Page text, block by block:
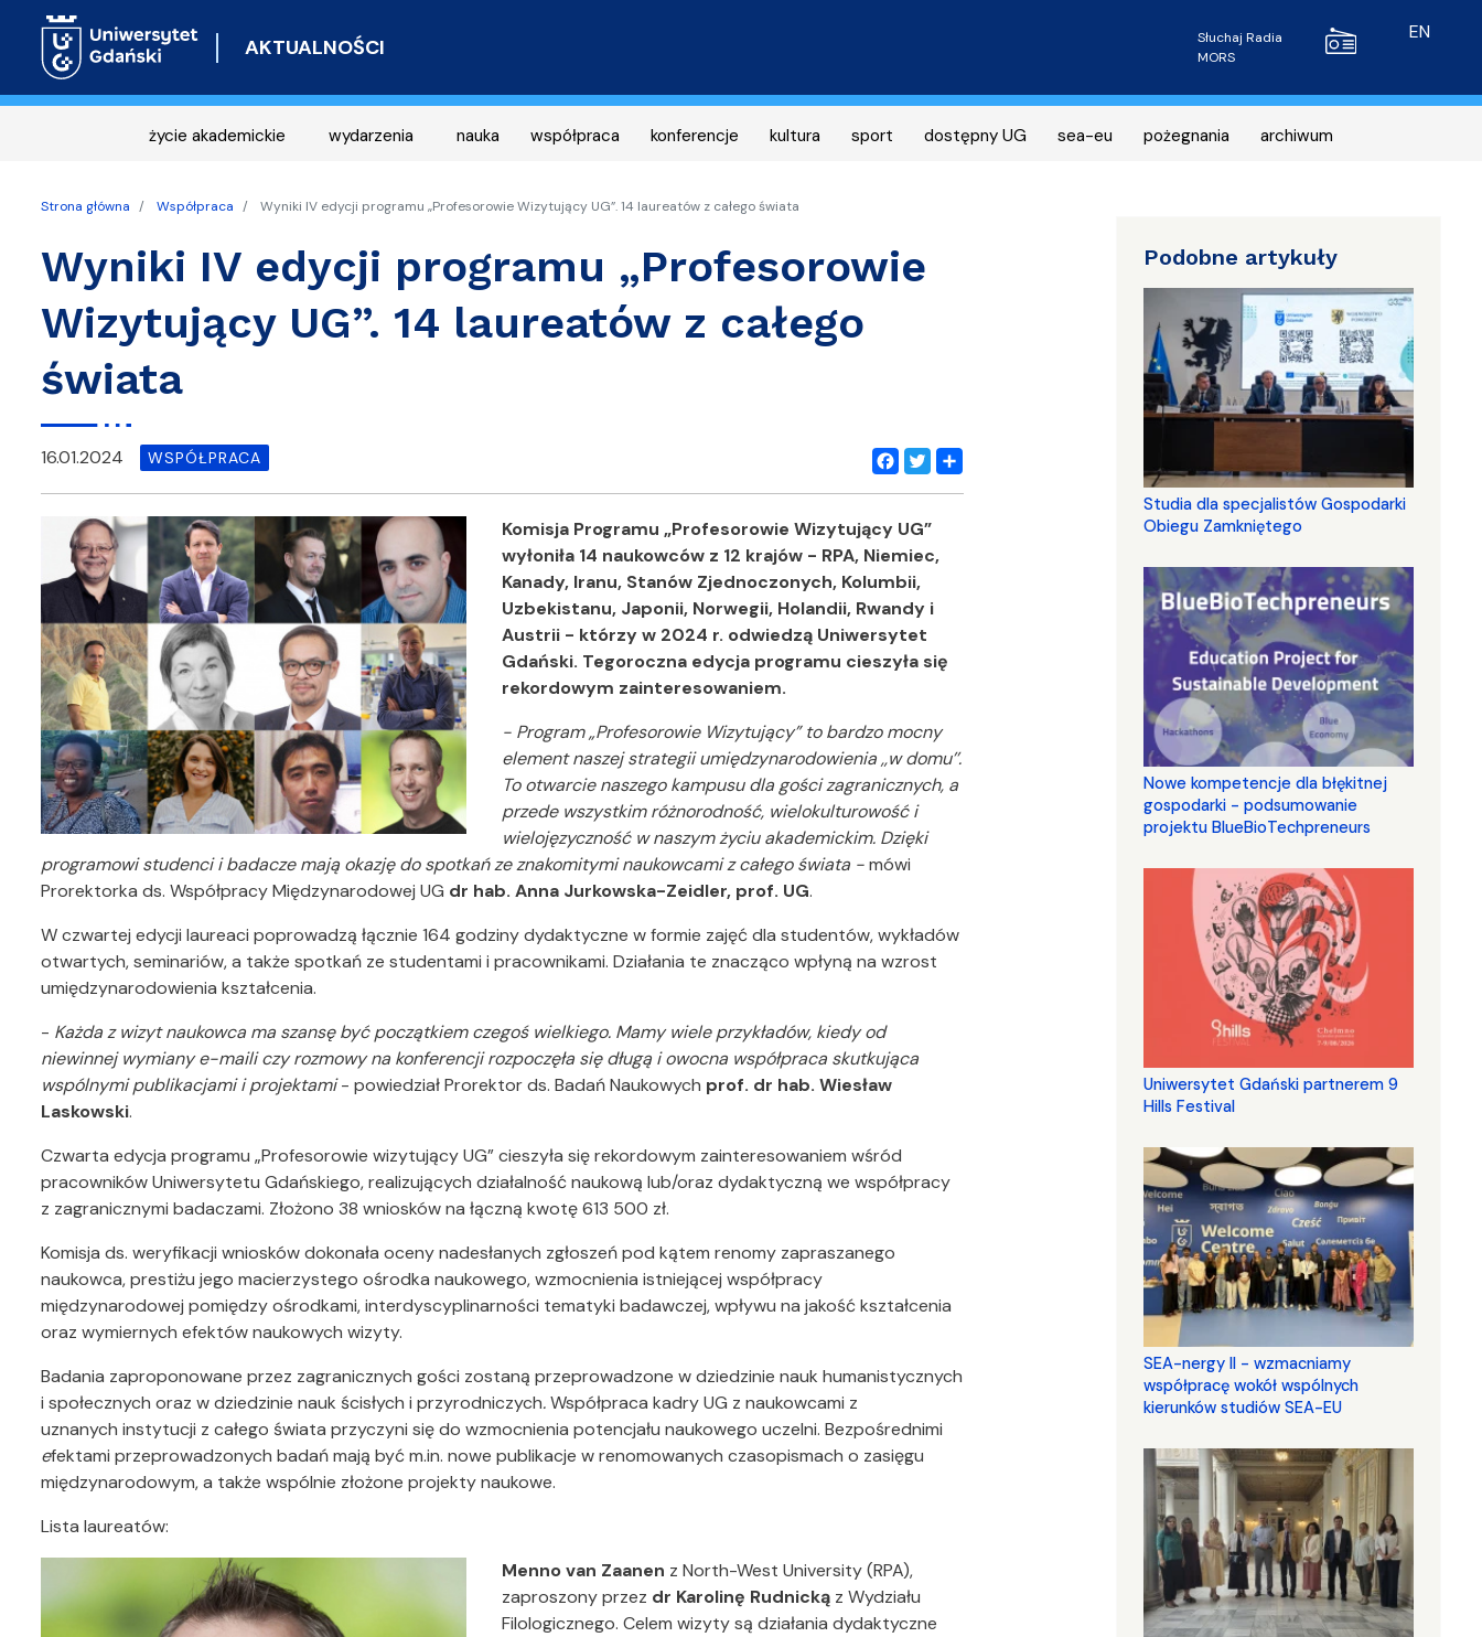
AKTUALNOŚCI Radio MORS
Słuchaj Radia
MORS
EN
życie akademickie wydarzenia nauka współpraca konferencje kultura sport dostępny UG sea-eu pożegnania archiwum
Strona główna Współpraca Wyniki IV edycji programu „Profesorowie Wizytujący UG”. 14 laureatów z całego świata
Wyniki IV edycji programu „Profesorowie
Wizytujący UG”. 14 laureatów z całego
świata
Facebook
Twitter
Share
16.01.2024 WSPÓŁPRACA
Komisja Programu „Profesorowie Wizytujący UG”
wyłoniła 14 naukowców z 12 krajów - RPA, Niemiec,
Kanady, Iranu, Stanów Zjednoczonych, Kolumbii,
Uzbekistanu, Japonii, Norwegii, Holandii, Rwandy i
Austrii - którzy w 2024 r. odwiedzą Uniwersytet
Gdański. Tegoroczna edycja programu cieszyła się
rekordowym zainteresowaniem.
- Program „Profesorowie Wizytujący” to bardzo mocny
element naszej strategii umiędzynarodowienia ,,w domu’’.
To otwarcie naszego kampusu dla gości zagranicznych, a
przede wszystkim różnorodność, wielokulturowość i
wielojęzyczność w naszym życiu akademickim. Dzięki
programowi studenci i badacze mają okazję do spotkań ze znakomitymi naukowcami z całego świata -mówi
Prorektorka ds. Współpracy Międzynarodowej UG dr hab. Anna Jurkowska-Zeidler, prof. UG.
W czwartej edycji laureaci poprowadzą łącznie 164 godziny dydaktyczne w formie zajęć dla studentów, wykładów
otwartych, seminariów, a także spotkań ze studentami i pracownikami. Działania te znacząco wpłyną na wzrost
umiędzynarodowienia kształcenia.
- Każda z wizyt naukowca ma szansę być początkiem czegoś wielkiego. Mamy wiele przykładów, kiedy od
niewinnej wymiany e-maili czy rozmowy na konferencji rozpoczęła się długą i owocna współpraca skutkująca
wspólnymi publikacjami i projektami - powiedział Prorektor ds. Badań Naukowych prof. dr hab. Wiesław
Laskowski.
Czwarta edycja programu „Profesorowie wizytujący UG” cieszyła się rekordowym zainteresowaniem wśród
pracowników Uniwersytetu Gdańskiego, realizujących działalność naukową lub/oraz dydaktyczną we współpracy
z zagranicznymi badaczami. Złożono 38 wniosków na łączną kwotę 613 500 zł.
Komisja ds. weryfikacji wniosków dokonała oceny nadesłanych zgłoszeń pod kątem renomy zapraszanego
naukowca, prestiżu jego macierzystego ośrodka naukowego, wzmocnienia istniejącej współpracy
międzynarodowej pomiędzy ośrodkami, interdyscyplinarności tematyki badawczej, wpływu na jakość kształcenia
oraz wymiernych efektów naukowych wizyty.
Badania zaproponowane przez zagranicznych gości zostaną przeprowadzone w dziedzinie nauk humanistycznych
i społecznych oraz w dziedzinie nauk ścisłych i przyrodniczych.Współpraca kadry UG z naukowcami z
uznanych instytucji z całego świata przyczyni się do wzmocnienia potencjału naukowego uczelni. Bezpośrednimi
efektami przeprowadzonych badań mają być m.in. nowe publikacje w renomowanych czasopismach o zasięgu
międzynarodowym, a także wspólnie złożone projekty naukowe.
Lista laureatów:
Menno van Zaanen z North-West University (RPA),
zaproszony przez dr Karolinę Rudnicką z Wydziału
Filologicznego. Celem wizyty są działania dydaktyczne
Podobne artykuły
Studia dla specjalistów Gospodarki
Obiegu Zamkniętego
Nowe kompetencje dla błękitnej
gospodarki - podsumowanie
projektu BlueBioTechpreneurs
Uniwersytet Gdański partnerem 9
Hills Festival
SEA-nergy II - wzmacniamy
współpracę wokół wspólnych
kierunków studiów SEA-EU